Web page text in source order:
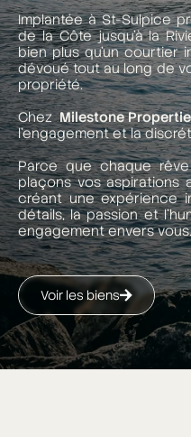
Implantée à St-Sulpice
de la Côte jusqu’à la
bien plus qu’un courtier
dévoué tout au long de
propriété.
ChezMilestone
l’engagement et la
Parce que chaque
plaçons vos
créant une expérience
détails, la passion et
engagement envers vous.
Voir les biens